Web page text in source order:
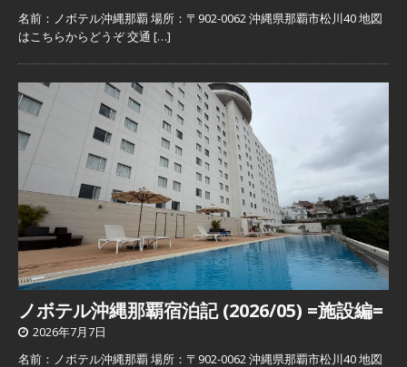
名前：ノボテル沖縄那覇 場所：〒902-0062 沖縄県那覇市松川40 地図
はこちらからどうぞ 交通 […]
ノボテル沖縄那覇宿泊記 (2026/05) =施設編=
2026年7月7日
名前：ノボテル沖縄那覇 場所：〒902-0062 沖縄県那覇市松川40 地図